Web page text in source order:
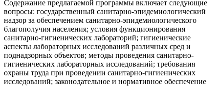
Основные Услуги
Дополнительные Услуги
Содержание предлагаемой программы включает следующие
вопросы: государственный санитарно-эпидемиологический
надзор за обеспечением санитарно-эпидемиологического
благополучия населения; условия функционирования
санитарно-гигиенических лабораторий; гигиенические
аспекты лабораторных исследований различных сред и
поднадзорных объектов; методы проведения санитарно-
гигиенических лабораторных исследований; требования
охраны труда при проведении санитарно-гигиенических
исследований; законодательное и нормативное обеспечение